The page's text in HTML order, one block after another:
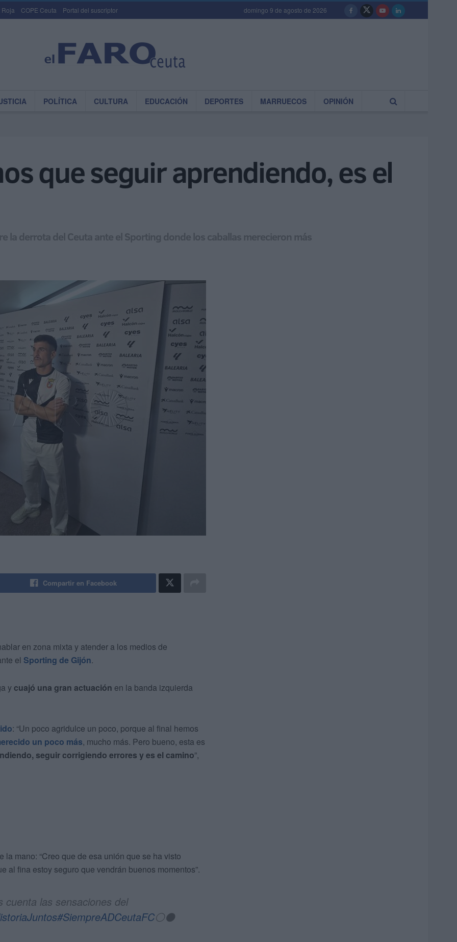
Roja COPE Ceuta Portal del suscriptor domingo 9 de agosto de 2026
POLÍTICA CULTURA EDUCACIÓN DEPORTES MARRUECOS OPINIÓN
que seguir aprendiendo, es el
la derrota del Ceuta ante el Sporting donde los caballas merecieron más
Compartir en Facebook
en zona mixta y atender a los medios de
el Sporting de Gijón.
y cuajó una gran actuación en la banda izquierda
: “Un poco agridulce un poco, porque al final hemos
un poco más, mucho más. Pero bueno, esta es
seguir corrigiendo errores y es el camino”,
la mano: “Creo que de esa unión que se ha visto
al fina estoy seguro que vendrán buenos momentos”.
cuenta las sensaciones del
#SiempreADCeutaFC⚪️⚫️